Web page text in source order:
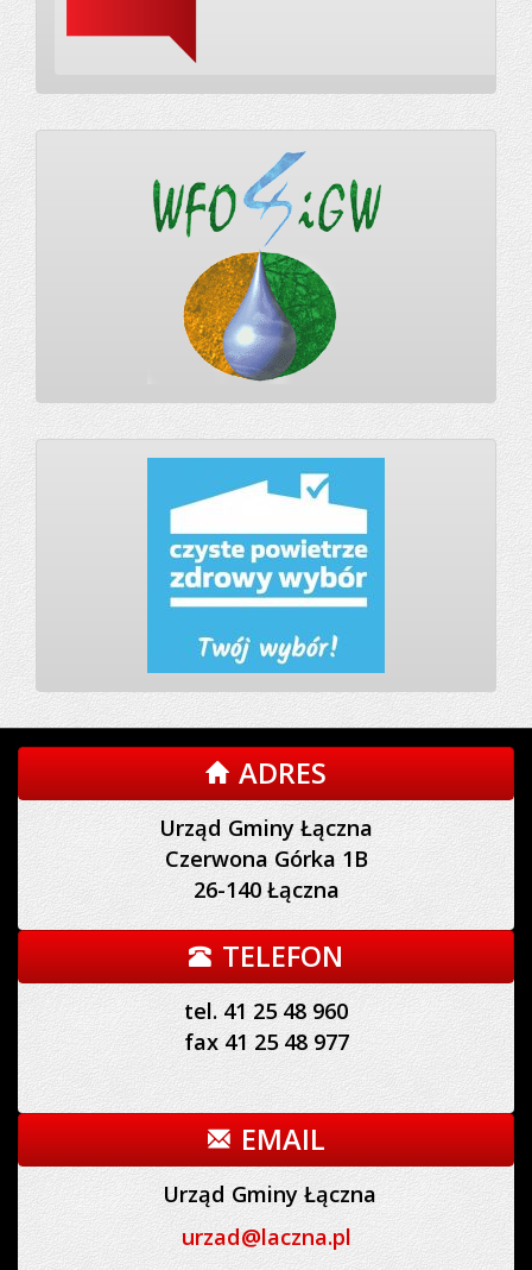
ADRES
Urząd Gminy Łączna
Czerwona Górka 1B
26-140 Łączna
TELEFON
tel. 41 25 48 960
fax 41 25 48 977
EMAIL
Urząd Gminy Łączna
urzad@laczna.pl